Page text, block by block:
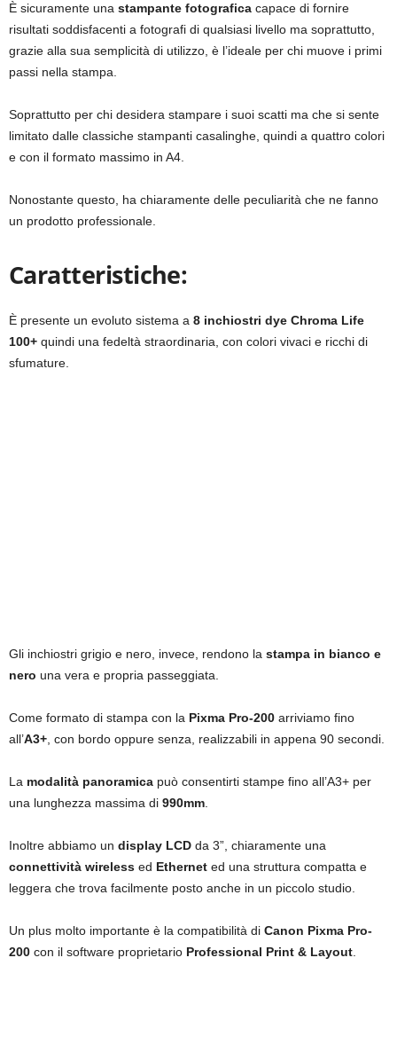
È sicuramente una stampante fotografica capace di fornire
risultati soddisfacenti a fotografi di qualsiasi livello ma soprattutto,
grazie alla sua semplicità di utilizzo, è l’ideale per chi muove i primi
passi nella stampa.
Soprattutto per chi desidera stampare i suoi scatti ma che si sente
limitato dalle classiche stampanti casalinghe, quindi a quattro colori
e con il formato massimo in A4.
Nonostante questo, ha chiaramente delle peculiarità che ne fanno
un prodotto professionale.
Caratteristiche:
È presente un evoluto sistema a 8 inchiostri dye Chroma Life
100+ quindi una fedeltà straordinaria, con colori vivaci e ricchi di
sfumature.
Gli inchiostri grigio e nero, invece, rendono la stampa in bianco e
nero una vera e propria passeggiata.
Come formato di stampa con la Pixma Pro-200 arriviamo fino
all’A3+ , con bordo oppure senza, realizzabili in appena 90 secondi.
La modalità panoramica può consentirti stampe fino all’A3+ per
una lunghezza massima di 990mm
Inoltre abbiamo un display LCD da 3”, chiaramente una
connettività wireless ed Ethernet ed una struttura compatta e
leggera che trova facilmente posto anche in un piccolo studio.
Un plus molto importante è la compatibilità di Canon Pixma Pro-
200 con il software proprietario Professional Print & Layout